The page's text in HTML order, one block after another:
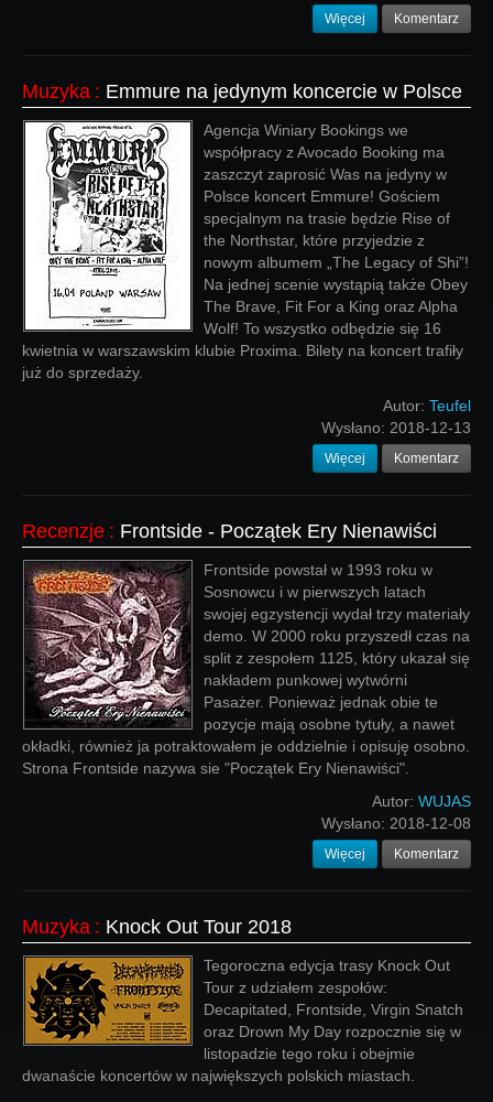
Więcej Komentarz
Muzyka : Emmure na jedynym koncercie w Polsce
Agencja Winiary Bookings we
współpracy z Avocado Booking ma
zaszczyt zaprosić Was na jedyny w
Polsce koncert Emmure! Gościem
specjalnym na trasie będzie Rise of
the Northstar, które przyjedzie z
nowym albumem „The Legacy of Shi”!
Na jednej scenie wystąpią także Obey
The Brave, Fit For a King oraz Alpha
Wolf! To wszystko odbędzie się 16
kwietnia w warszawskim klubie Proxima. Bilety na koncert trafiły
już do sprzedaży.
Autor: Teufel
Wysłano: 2018-12-13
Więcej Komentarz
Recenzje : Frontside - Początek Ery Nienawiści
Frontside powstał w 1993 roku w
Sosnowcu i w pierwszych latach
swojej egzystencji wydał trzy materiały
demo. W 2000 roku przyszedł czas na
split z zespołem 1125, który ukazał się
nakładem punkowej wytwórni
Pasażer. Ponieważ jednak obie te
pozycje mają osobne tytuły, a nawet
okładki, również ja potraktowałem je oddzielnie i opisuję osobno.
Strona Frontside nazywa sie "Początek Ery Nienawiści".
Autor: WUJAS
Wysłano: 2018-12-08
Więcej Komentarz
Muzyka : Knock Out Tour 2018
Tegoroczna edycja trasy Knock Out
Tour z udziałem zespołów:
Decapitated, Frontside, Virgin Snatch
oraz Drown My Day rozpocznie się w
listopadzie tego roku i obejmie
dwanaście koncertów w największych polskich miastach.